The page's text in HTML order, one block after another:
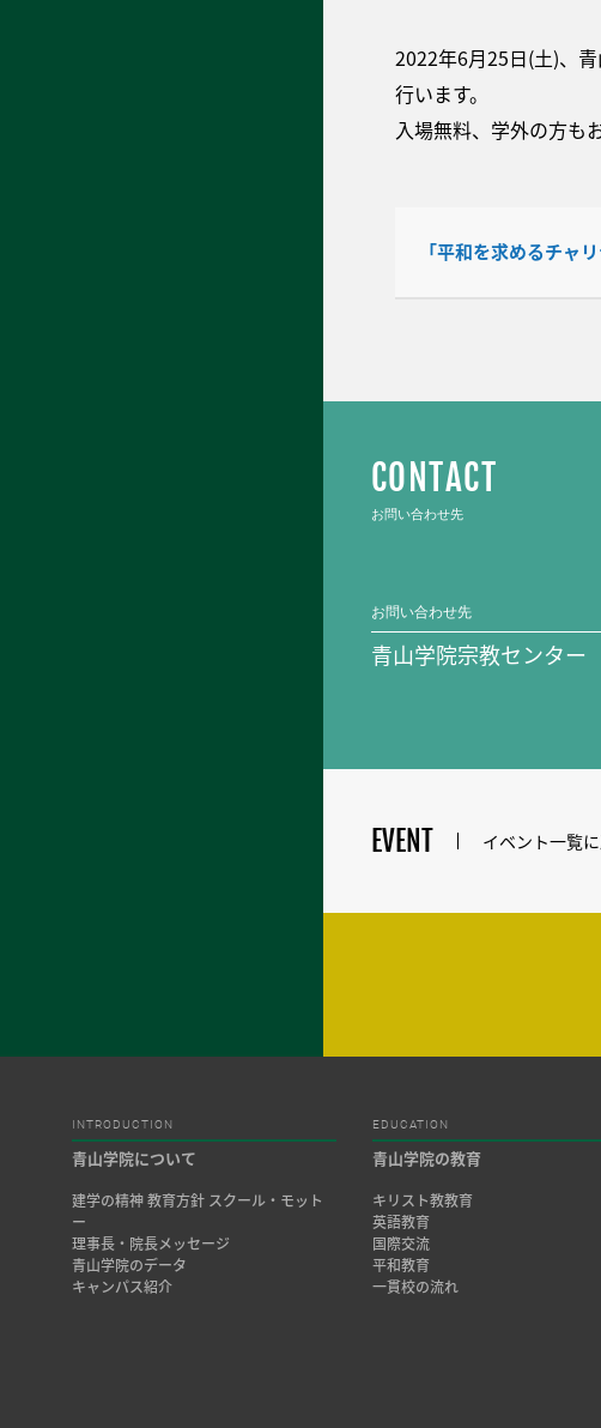
2022年6月25日(土)、
行います。
入場無料、学外の方も
「平和を求めるチャ
CONTACT
お問い合わせ先
お問い合わせ先
青山学院宗教センター
EVENT イベント一覧
INTRODUCTION
青山学院について
建学の精神 教育方針 スクール・モット
ー
理事長・院長メッセージ
青山学院のデータ
キャンパス紹介
EDUCATION
青山学院の教育
キリスト教教育
英語教育
国際交流
平和教育
一貫校の流れ